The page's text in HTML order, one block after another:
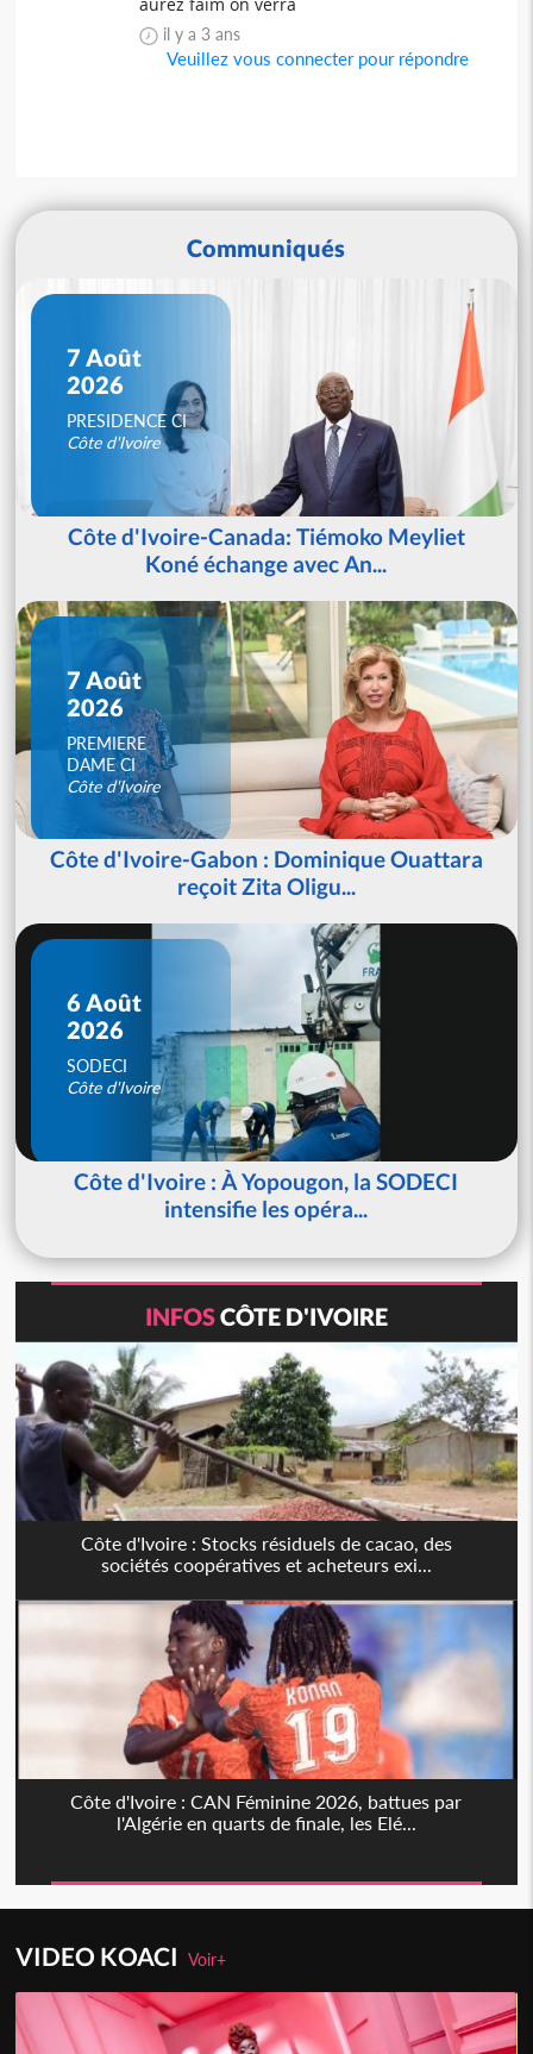
il y a 3 ans
Veuillez vous connecter pour répondre
Communiqués
7 Août
2026
PRESIDENCE CI
Côte d'Ivoire
Côte d'Ivoire-Canada: Tiémoko Meyliet
Koné échange avec An...
7 Août
2026
PREMIERE
DAME CI
Côte d'Ivoire
Côte d'Ivoire-Gabon : Dominique Ouattara
reçoit Zita Oligu...
6 Août
2026
SODECI
Côte d'Ivoire
Côte d'Ivoire : À Yopougon, la SODECI
intensifie les opéra...
INFOSCÔTE D'IVOIRE
Côte d'Ivoire : Stocks résiduels de cacao, des
sociétés coopératives et acheteurs exi...
Côte d'Ivoire : CAN Féminine 2026, battues par
l'Algérie en quarts de finale, les Elé...
VIDEO KOACIVoir+